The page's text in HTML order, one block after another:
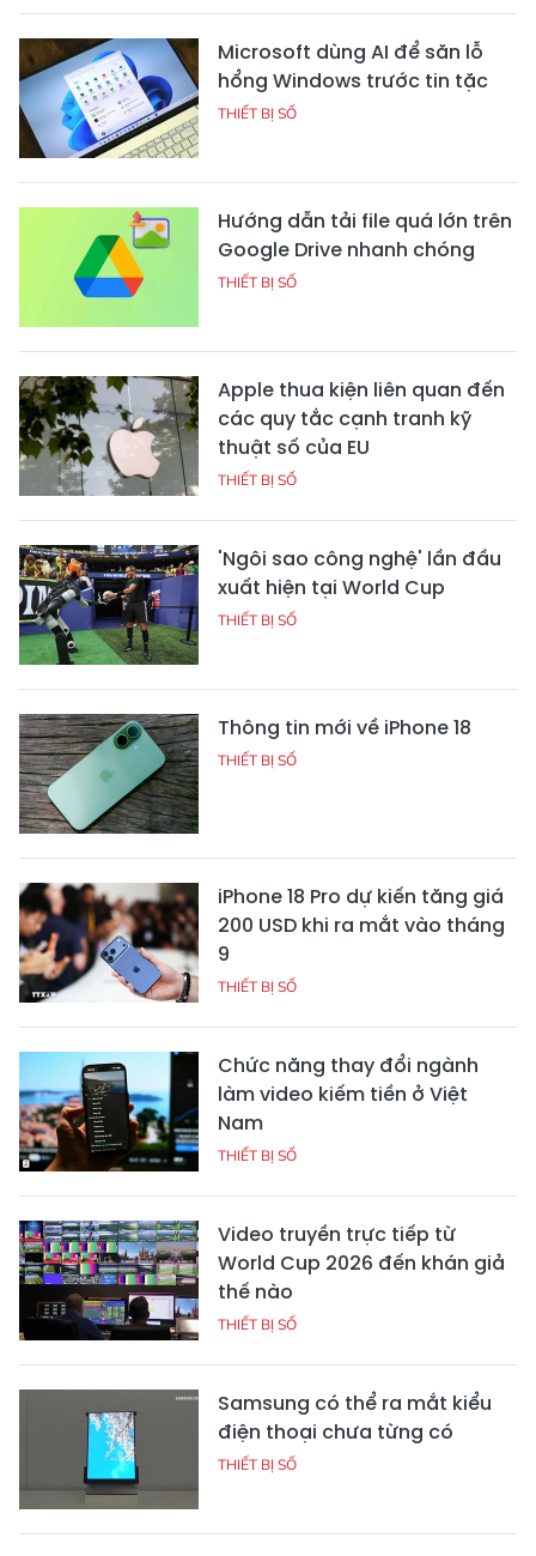
Microsoft dùng AI để săn lỗ
hổng Windows trước tin tặc
THIẾT BỊ SỐ
Hướng dẫn tải file quá lớn trên
Google Drive nhanh chóng
THIẾT BỊ SỐ
Apple thua kiện liên quan đến
các quy tắc cạnh tranh kỹ
thuật số của EU
THIẾT BỊ SỐ
'Ngôi sao công nghệ' lần đầu
xuất hiện tại World Cup
THIẾT BỊ SỐ
Thông tin mới về iPhone 18
THIẾT BỊ SỐ
iPhone 18 Pro dự kiến tăng giá
200 USD khi ra mắt vào tháng
9
THIẾT BỊ SỐ
Chức năng thay đổi ngành
làm video kiếm tiền ở Việt
Nam
THIẾT BỊ SỐ
Video truyền trực tiếp từ
World Cup 2026 đến khán giả
thế nào
THIẾT BỊ SỐ
Samsung có thể ra mắt kiểu
điện thoại chưa từng có
THIẾT BỊ SỐ